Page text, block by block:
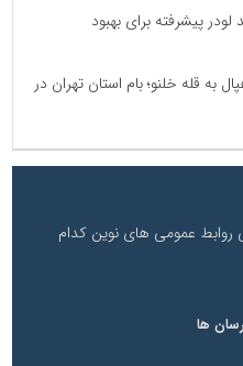
پیشرفته برای بهبود
به قله خلنو؛ بام استان تهران در
روابط عمومی های نوین کدام
ها